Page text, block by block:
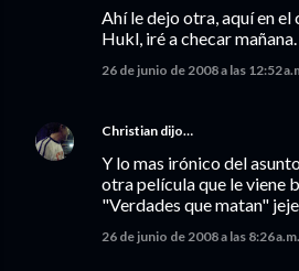
Ahí le dejo otra, aquí en
Hukl, iré a checar mañana.
26 de junio de 2008 a las 12:52
Christian dijo…
Y lo mas irónico del
otra película que le viene
"Verdades que matan"
26 de junio de 2008 a las 8:26 a.m.